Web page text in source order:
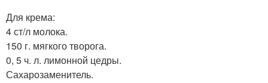
Для крема:
4 ст/л молока.
150 г. мягкого творога.
0, 5 ч. л. лимонной цедры.
Сахарозаменитель.